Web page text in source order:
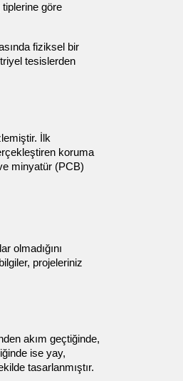
tiplerine göre
fiziksel bir
tesislerden
İlk
koruma
minyatür (PCB)
olmadığını
projeleriniz
akım geçtiğinde,
ise yay,
tasarlanmıştır.